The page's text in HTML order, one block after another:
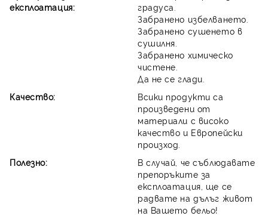
експлоатация:
градуса.
Забранено избелването.
Забранено сушенето в
сушилня.
Забранено химическо
чистене.
Да не се глади.
Качество:
Всики продукти са
произведени от
материали с високо
качество и Европейски
произход.
Полезно:
В случай, че съблюдавате
препоръките за
експлоатация, ще се
радвате на дълъг живот
на Вашето бельо!